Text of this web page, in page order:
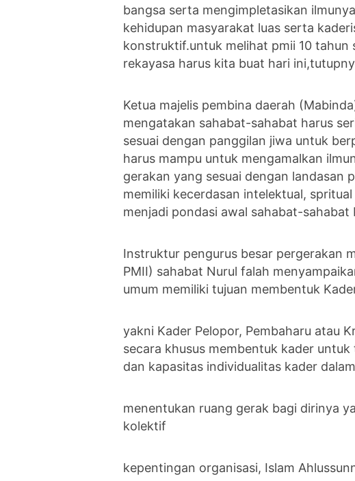
bangsa serta mengimpletasikan
kehidupan masyarakat luas serta
konstruktif.untuk melihat pmii 10 tahun
rekayasa harus kita buat hari
Ketua majelis pembina daerah
mengatakan sahabat-sahabat harus
sesuai dengan panggilan jiwa untuk
harus mampu untuk mengamalkan
gerakan yang sesuai dengan landasan
memiliki kecerdasan intelektual,
menjadi pondasi awal sahabat-sahabat
Instruktur pengurus besar pergerakan
PMII) sahabat Nurul falah
umum memiliki tujuan membentuk
yakni Kader Pelopor, Pembaharu atau
secara khusus membentuk kader
dan kapasitas individualitas kader dalam
menentukan ruang gerak bagi dirinya
kolektif
kepentingan organisasi, Islam